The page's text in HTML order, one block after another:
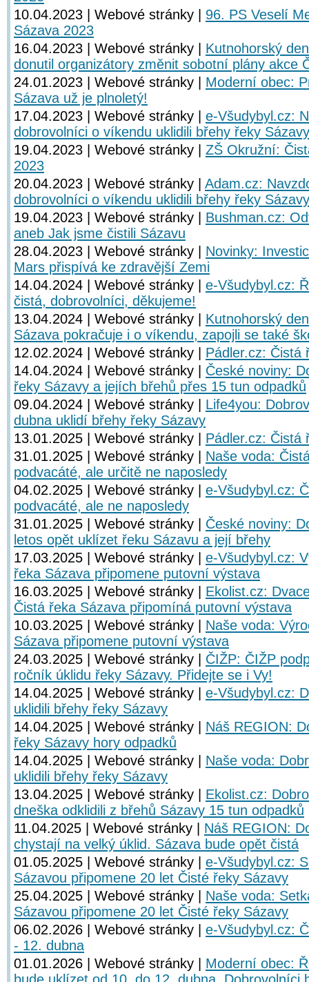
10.04.2023 | Webové stránky | 96. PS Veselí
Sázava 2023
16.04.2023 | Webové stránky | Kutnohorský
donutil organizátory změnit sobotní plány akce
24.01.2023 | Webové stránky | Moderní obec:
Sázava už je plnoletý!
17.04.2023 | Webové stránky | e-Všudybyl.cz:
dobrovolníci o víkendu uklidili břehy řeky Sázavy
19.04.2023 | Webové stránky | ZŠ Okružní:
2023
20.04.2023 | Webové stránky | Adam.cz:
dobrovolníci o víkendu uklidili břehy řeky Sázavy
19.04.2023 | Webové stránky | Bushman.cz:
aneb Jak jsme čistili Sázavu
28.04.2023 | Webové stránky | Novinky:
Mars přispívá ke zdravější Zemi
14.04.2024 | Webové stránky | e-Všudybyl.cz:
čistá, dobrovolníci, děkujeme!
13.04.2024 | Webové stránky | Kutnohorský
Sázava pokračuje i o víkendu, zapojli se také
12.02.2024 | Webové stránky | Pádler.cz: Čistá
14.04.2024 | Webové stránky | České noviny:
řeky Sázavy a jejích břehů přes 15 tun odpadků
09.04.2024 | Webové stránky | Life4you:
dubna uklidí břehy řeky Sázavy
13.01.2025 | Webové stránky | Pádler.cz: Čistá
31.01.2025 | Webové stránky | Naše voda:
podvacáté, ale určitě ne naposledy
04.02.2025 | Webové stránky | e-Všudybyl.cz:
podvacáté, ale ne naposledy
31.01.2025 | Webové stránky | České noviny:
letos opět uklízet řeku Sázavu a její břehy
17.03.2025 | Webové stránky | e-Všudybyl.cz:
řeka Sázava připomene putovní výstava
16.03.2025 | Webové stránky | Ekolist.cz:
Čistá řeka Sázava připomíná putovní výstava
10.03.2025 | Webové stránky | Naše voda:
Sázava připomene putovní výstava
24.03.2025 | Webové stránky | ČIŽP: ČIŽP
ročník úklidu řeky Sázavy. Přidejte se i Vy!
14.04.2025 | Webové stránky | e-Všudybyl.cz:
uklidili břehy řeky Sázavy
14.04.2025 | Webové stránky | Náš REGION:
řeky Sázavy hory odpadků
14.04.2025 | Webové stránky | Naše voda:
uklidili břehy řeky Sázavy
13.04.2025 | Webové stránky | Ekolist.cz:
dneška odklidili z břehů Sázavy 15 tun odpadků
11.04.2025 | Webové stránky | Náš REGION:
chystají na velký úklid. Sázava bude opět čistá
01.05.2025 | Webové stránky | e-Všudybyl.cz:
Sázavou připomene 20 let Čisté řeky Sázavy
25.04.2025 | Webové stránky | Naše voda:
Sázavou připomene 20 let Čisté řeky Sázavy
06.02.2026 | Webové stránky | e-Všudybyl.cz:
- 12. dubna
01.01.2026 | Webové stránky | Moderní obec: